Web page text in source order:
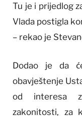
Tu je i prijedlog
Vlada postigla
– rekao je
Dodao je da
obavještenje
od interesa
zakonitosti, za